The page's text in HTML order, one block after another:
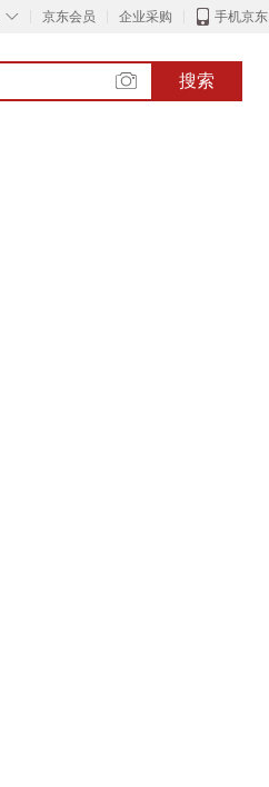
◇ 京东会员 企业采购 手机京东
搜索